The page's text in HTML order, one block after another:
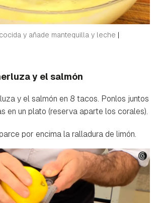
y añade mantequilla y leche |
y el salmón
y el salmón en 8 tacos. Ponlos juntos
en un plato (reserva aparte los corales).
por encima la ralladura de limón.